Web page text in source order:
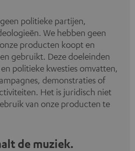
politieke partijen,
We hebben geen
producten koopt en
gebruikt. Deze doeleinden
politieke kwesties omvatten,
demonstraties of
Het is juridisch niet
van onze producten te
de muziek.